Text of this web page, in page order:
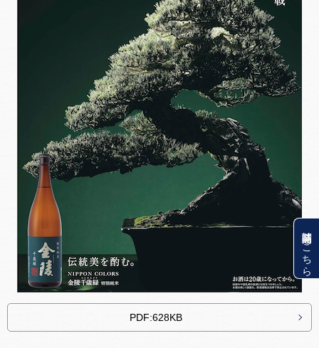
関連商品はこちら
PDF:628KB